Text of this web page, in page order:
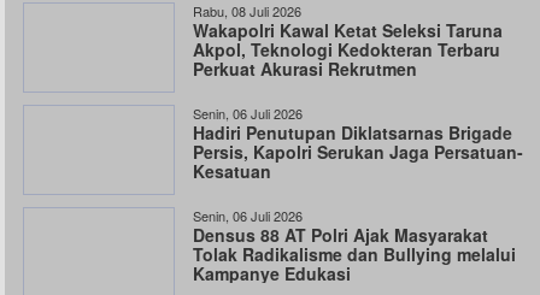
Rabu, 08 Juli 2026
Wakapolri Kawal Ketat Seleksi Taruna
Akpol, Teknologi Kedokteran Terbaru
Perkuat Akurasi Rekrutmen
Senin, 06 Juli 2026
Hadiri Penutupan Diklatsarnas Brigade
Persis, Kapolri Serukan Jaga Persatuan-
Kesatuan
Senin, 06 Juli 2026
Densus 88 AT Polri Ajak Masyarakat
Tolak Radikalisme dan Bullying melalui
Kampanye Edukasi